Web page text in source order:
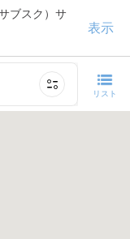
ブスク）サ
表示
リスト